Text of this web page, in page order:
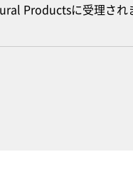
Productsに受理され